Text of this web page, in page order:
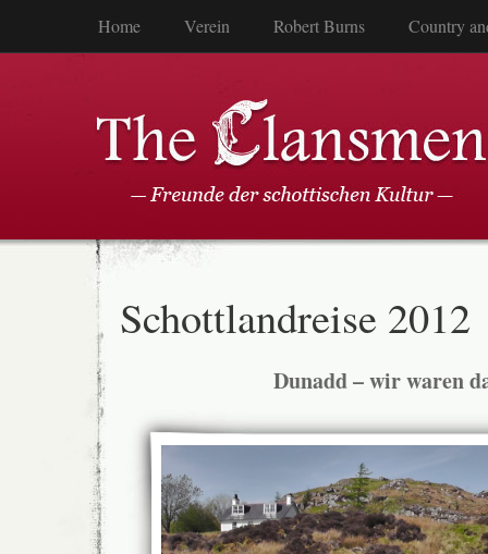
Home Verein Robert Burns Country
Schottlandreise 2012
Dunadd – wir waren